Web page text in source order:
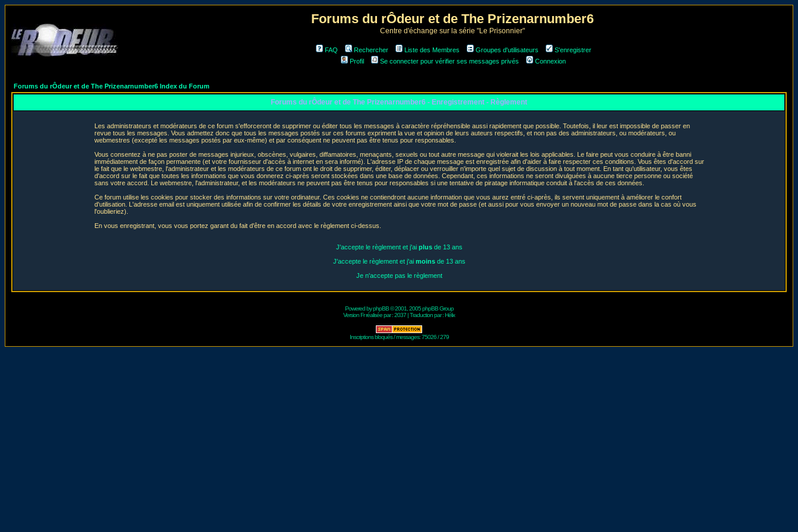
Forums du rÔdeur et de The Prizenarnumber6
Centre d'échange sur la série "Le Prisonnier"
FAQ Rechercher Liste des Membres Groupes d'utilisateurs
S'enregistrer
Profil
Se connecter pour vérifier ses messages privés Connexion
Forums du rÔdeur et de The Prizenarnumber6 Index du Forum
Forums du rÔdeur et de The Prizenarnumber6 - Enregistrement - Règlement
Les administrateurs et modérateurs de ce forum s'efforceront de supprimer ou éditer tous les messages à caractère répréhensible aussi rapidement que possible. Toutefois, il leur est impossible de passer en
revue tous les messages. Vous admettez donc que tous les messages postés sur ces forums expriment la vue et opinion de leurs auteurs respectifs, et non pas des administrateurs, ou modérateurs, ou
webmestres (excepté les messages postés par eux-même) et par conséquent ne peuvent pas être tenus pour responsables.
Vous consentez à ne pas poster de messages injurieux, obscènes, vulgaires, diffamatoires, menaçants, sexuels ou tout autre message qui violerait les lois applicables. Le faire peut vous conduire à être banni
immédiatement de façon permanente (et votre fournisseur d'accès à internet en sera informé). L'adresse IP de chaque message est enregistrée afin d'aider à faire respecter ces conditions. Vous êtes d'accord sur
le fait que le webmestre, l'administrateur et les modérateurs de ce forum ont le droit de supprimer, éditer, déplacer ou verrouiller n'importe quel sujet de discussion à tout moment. En tant qu'utilisateur, vous êtes
d'accord sur le fait que toutes les informations que vous donnerez ci-après seront stockées dans une base de données. Cependant, ces informations ne seront divulguées à aucune tierce personne ou société
sans votre accord. Le webmestre, l'administrateur, et les modérateurs ne peuvent pas être tenus pour responsables si une tentative de piratage informatique conduit à l'accès de ces données.
Ce forum utilise les cookies pour stocker des informations sur votre ordinateur. Ces cookies ne contiendront aucune information que vous aurez entré ci-après, ils servent uniquement à améliorer le confort
d'utilisation. L'adresse email est uniquement utilisée afin de confirmer les détails de votre enregistrement ainsi que votre mot de passe (et aussi pour vous envoyer un nouveau mot de passe dans la cas où vous
l'oublieriez).
En vous enregistrant, vous vous portez garant du fait d'être en accord avec le règlement ci-dessus.
J'accepte le règlement et j'ai plusde 13 ans
J'accepte le règlement et j'ai moinsde 13 ans
Je n'accepte pas le règlement
Powered byphpBB© 2001, 2005 phpBB Group
Version Fr réalisée par :2037 | Traduction par :Hélix
Inscriptions bloqués / messages: 75026 / 279